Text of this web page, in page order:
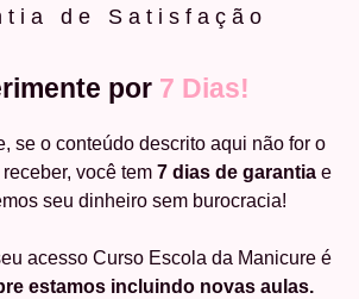
de Satisfação
por 7 Dias!
se o conteúdo descrito aqui não for o
você tem 7 dias de garantiae
seu dinheiro sem burocracia!
acesso Curso Escola da Manicure é
estamos incluindo novas aulas.